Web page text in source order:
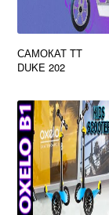
САМОКАТ TT
DUKE 202